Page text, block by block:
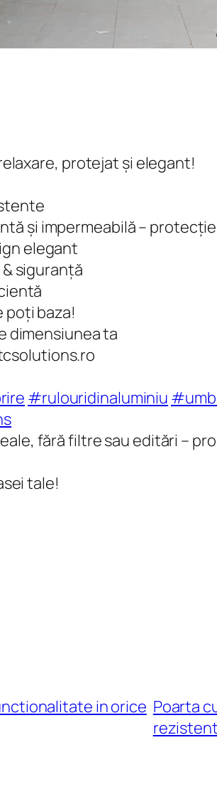
protejat și elegant!
și impermeabilă –
elegant
siguranță
poți baza!
dimensiunea ta
#rulouridinaluminiu
fără filtre sau editări –
tale!
in orice Poarta